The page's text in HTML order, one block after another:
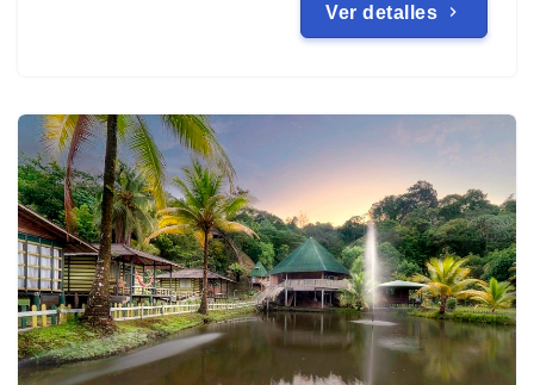
Ver detalles